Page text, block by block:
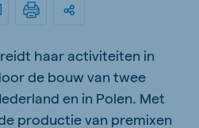
haar activiteiten in
de bouw van twee
en in Polen. Met
productie van premixen